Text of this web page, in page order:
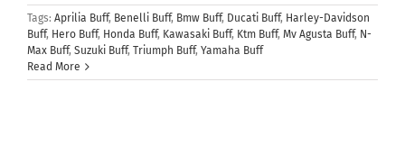
Tags: Aprilia Buff, Benelli Buff, Bmw Buff, Ducati Buff, Harley-Davidson
Buff, Hero Buff, Honda Buff, Kawasaki Buff, Ktm Buff, Mv Agusta Buff, N-
Max Buff, Suzuki Buff, Triumph Buff, Yamaha Buff
Read More